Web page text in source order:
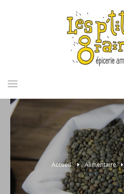
BASCULER
NAVIGATION
Accueil > Alimentaire >